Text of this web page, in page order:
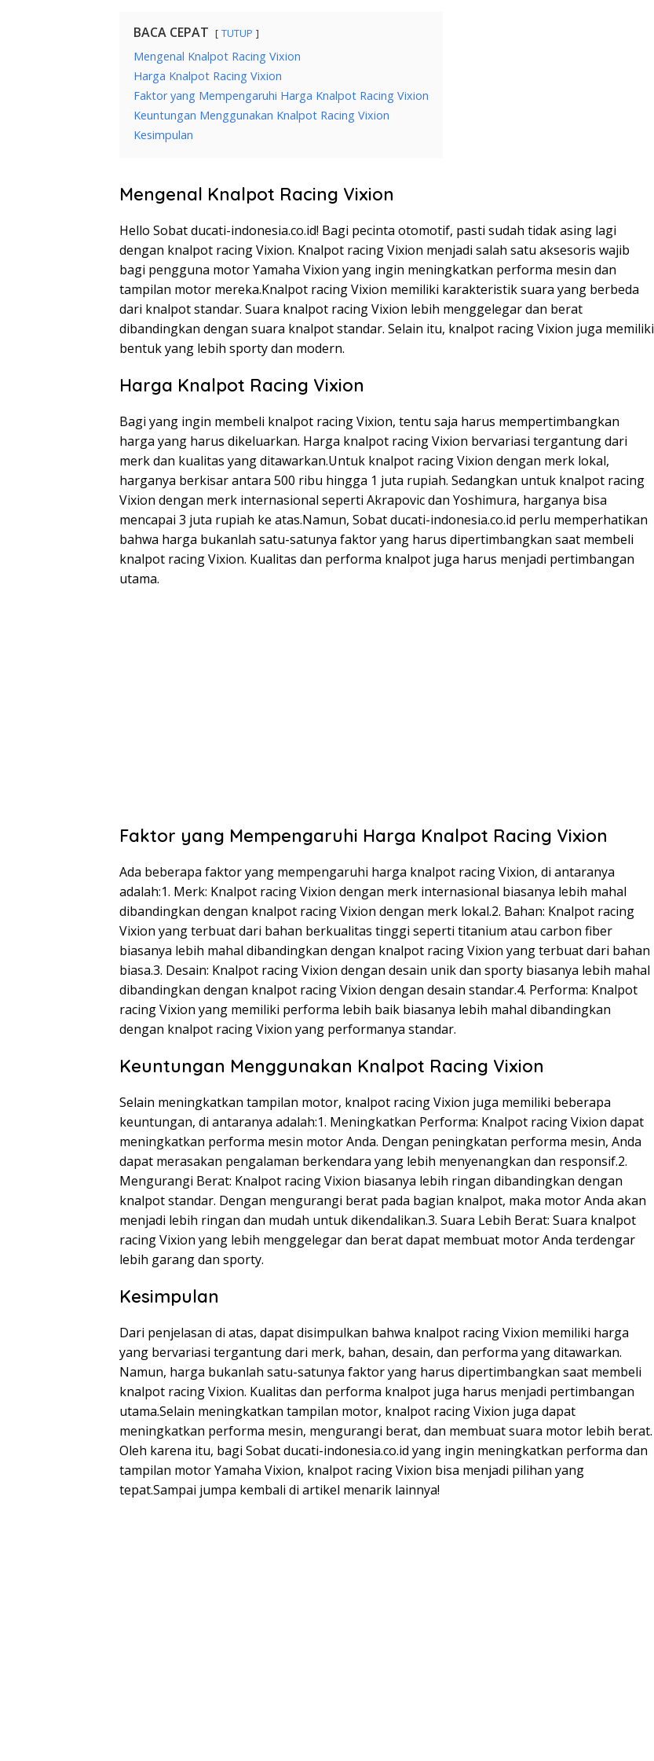
BACA CEPAT TUTUP
Mengenal Knalpot Racing Vixion
Harga Knalpot Racing Vixion
Faktor yang Mempengaruhi Harga Knalpot Racing Vixion
Keuntungan Menggunakan Knalpot Racing Vixion
Kesimpulan
Mengenal Knalpot Racing Vixion
Hello Sobat ducati-indonesia.co.id! Bagi pecinta otomotif, pasti sudah tidak asing lagi
dengan knalpot racing Vixion. Knalpot racing Vixion menjadi salah satu aksesoris wajib
bagi pengguna motor Yamaha Vixion yang ingin meningkatkan performa mesin dan
tampilan motor mereka.Knalpot racing Vixion memiliki karakteristik suara yang berbeda
dari knalpot standar. Suara knalpot racing Vixion lebih menggelegar dan berat
dibandingkan dengan suara knalpot standar. Selain itu, knalpot racing Vixion juga memiliki
bentuk yang lebih sporty dan modern.
Harga Knalpot Racing Vixion
Bagi yang ingin membeli knalpot racing Vixion, tentu saja harus mempertimbangkan
harga yang harus dikeluarkan. Harga knalpot racing Vixion bervariasi tergantung dari
merk dan kualitas yang ditawarkan.Untuk knalpot racing Vixion dengan merk lokal,
harganya berkisar antara 500 ribu hingga 1 juta rupiah. Sedangkan untuk knalpot racing
Vixion dengan merk internasional seperti Akrapovic dan Yoshimura, harganya bisa
mencapai 3 juta rupiah ke atas.Namun, Sobat ducati-indonesia.co.id perlu memperhatikan
bahwa harga bukanlah satu-satunya faktor yang harus dipertimbangkan saat membeli
knalpot racing Vixion. Kualitas dan performa knalpot juga harus menjadi pertimbangan
utama.
Faktor yang Mempengaruhi Harga Knalpot Racing Vixion
Ada beberapa faktor yang mempengaruhi harga knalpot racing Vixion, di antaranya
adalah:1. Merk: Knalpot racing Vixion dengan merk internasional biasanya lebih mahal
dibandingkan dengan knalpot racing Vixion dengan merk lokal.2. Bahan: Knalpot racing
Vixion yang terbuat dari bahan berkualitas tinggi seperti titanium atau carbon fiber
biasanya lebih mahal dibandingkan dengan knalpot racing Vixion yang terbuat dari bahan
biasa.3. Desain: Knalpot racing Vixion dengan desain unik dan sporty biasanya lebih mahal
dibandingkan dengan knalpot racing Vixion dengan desain standar.4. Performa: Knalpot
racing Vixion yang memiliki performa lebih baik biasanya lebih mahal dibandingkan
dengan knalpot racing Vixion yang performanya standar.
Keuntungan Menggunakan Knalpot Racing Vixion
Selain meningkatkan tampilan motor, knalpot racing Vixion juga memiliki beberapa
keuntungan, di antaranya adalah:1. Meningkatkan Performa: Knalpot racing Vixion dapat
meningkatkan performa mesin motor Anda. Dengan peningkatan performa mesin, Anda
dapat merasakan pengalaman berkendara yang lebih menyenangkan dan responsif.2.
Mengurangi Berat: Knalpot racing Vixion biasanya lebih ringan dibandingkan dengan
knalpot standar. Dengan mengurangi berat pada bagian knalpot, maka motor Anda akan
menjadi lebih ringan dan mudah untuk dikendalikan.3. Suara Lebih Berat: Suara knalpot
racing Vixion yang lebih menggelegar dan berat dapat membuat motor Anda terdengar
lebih garang dan sporty.
Kesimpulan
Dari penjelasan di atas, dapat disimpulkan bahwa knalpot racing Vixion memiliki harga
yang bervariasi tergantung dari merk, bahan, desain, dan performa yang ditawarkan.
Namun, harga bukanlah satu-satunya faktor yang harus dipertimbangkan saat membeli
knalpot racing Vixion. Kualitas dan performa knalpot juga harus menjadi pertimbangan
utama.Selain meningkatkan tampilan motor, knalpot racing Vixion juga dapat
meningkatkan performa mesin, mengurangi berat, dan membuat suara motor lebih berat.
Oleh karena itu, bagi Sobat ducati-indonesia.co.id yang ingin meningkatkan performa dan
tampilan motor Yamaha Vixion, knalpot racing Vixion bisa menjadi pilihan yang
tepat.Sampai jumpa kembali di artikel menarik lainnya!